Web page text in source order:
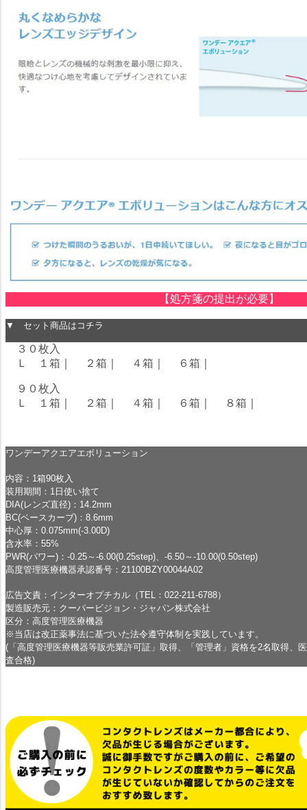
【処方箋の提出が必要】
▼ セット商品はコチラ
３０枚入
Ｌ １箱
２箱 ４箱 ６箱
９０枚入
Ｌ １箱
２箱 ４箱 ６箱 ８箱
ワンデーアクエアエボリューション
内容：1箱90枚入
装用期間：1日使い捨て
DIA(レンズ直径)：14.2mm
BC(ベースカーブ)：8.6mm
中心厚：0.075mm(-3.00D)
含水率：55%
PWR(パワー)：-0.25～-6.00(0.25step)、-6.50～-10.00(0.50step)
高度管理医療機器承認番号：21100BZY00044A02
広告文責：インターオプチカル（TEL：022-211-6788）
製造販売元：クーパービジョン・ジャパン株式会社
区分：高度管理医療機器
※当店は改正薬事法に基づいた法令遵守体制を実践しています。
(「高度管理医療機器等販売業許可証」取得、「管理者」資格を2名取得、
査合格)